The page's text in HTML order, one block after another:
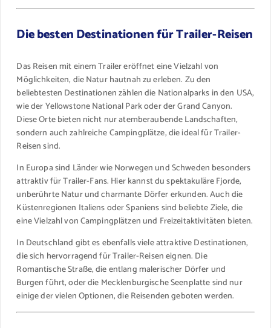
Die besten Destinationen für Trailer-Reisen
Das Reisen mit einem Trailer eröffnet eine Vielzahl von
Möglichkeiten, die Natur hautnah zu erleben. Zu den
beliebtesten Destinationen zählen die Nationalparks in den USA,
wie der Yellowstone National Park oder der Grand Canyon.
Diese Orte bieten nicht nur atemberaubende Landschaften,
sondern auch zahlreiche Campingplätze, die ideal für Trailer-
Reisen sind.
In Europa sind Länder wie Norwegen und Schweden besonders
attraktiv für Trailer-Fans. Hier kannst du spektakuläre Fjorde,
unberührte Natur und charmante Dörfer erkunden. Auch die
Küstenregionen Italiens oder Spaniens sind beliebte Ziele, die
eine Vielzahl von Campingplätzen und Freizeitaktivitäten bieten.
In Deutschland gibt es ebenfalls viele attraktive Destinationen,
die sich hervorragend für Trailer-Reisen eignen. Die
Romantische Straße, die entlang malerischer Dörfer und
Burgen führt, oder die Mecklenburgische Seenplatte sind nur
einige der vielen Optionen, die Reisenden geboten werden.